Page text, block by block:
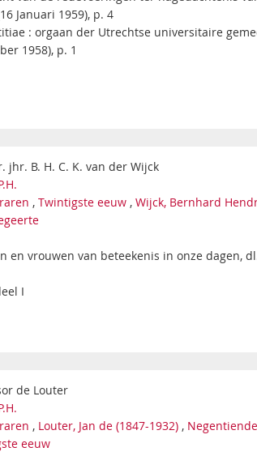
Januari 1959), p. 4
: orgaan der Utrechtse universitaire
1958), p. 1
jhr. B. H. C. K. van der Wijck
,Twintigste eeuw ,Wijck, Bernhard
en vrouwen van beteekenis in onze dagen,
I
de Louter
, Louter, Jan de (1847-1932) ,
eeuw